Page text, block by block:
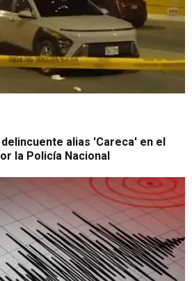
alias 'Careca' en el
la Policía Nacional